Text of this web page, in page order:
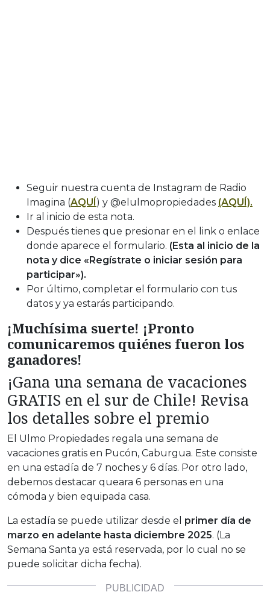
Seguir nuestra cuenta de Instagram de Radio
Imagina (AQUÍ ) y @elulmopropiedades (AQUÍ).
Ir al inicio de esta nota.
Después tienes que presionar en el link o enlace
donde aparece el formulario. (Esta al inicio de la
nota y dice «Regístrate o iniciar sesión para
participar»).
Por último, completar el formulario con tus
datos y ya estarás participando.
¡Muchísima suerte! ¡Pronto
comunicaremos quiénes fueron los
ganadores!
¡Gana una semana de vacaciones
GRATIS en el sur de Chile! Revisa
los detalles sobre el premio
El Ulmo Propiedades regala una semana de
vacaciones gratis en Pucón, Caburgua. Este consiste
en una estadía de 7 noches y 6 días. Por otro lado,
debemos destacar queara 6 personas en una
cómoda y bien equipada casa.
La estadía se puede utilizar desde el primer día de
marzo en adelante hasta diciembre 2025. (La
Semana Santa ya está reservada, por lo cual no se
puede solicitar dicha fecha).